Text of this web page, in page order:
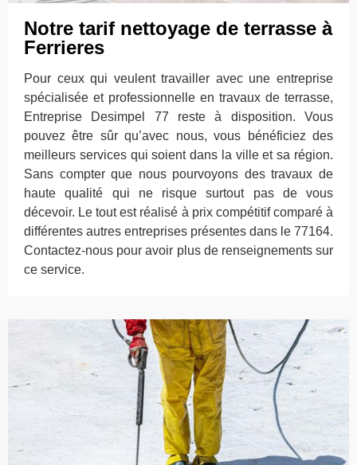
Notre tarif nettoyage de terrasse à
Ferrieres
Pour ceux qui veulent travailler avec une entreprise
spécialisée et professionnelle en travaux de terrasse,
Entreprise Desimpel 77 reste à disposition. Vous
pouvez être sûr qu’avec nous, vous bénéficiez des
meilleurs services qui soient dans la ville et sa région.
Sans compter que nous pourvoyons des travaux de
haute qualité qui ne risque surtout pas de vous
décevoir. Le tout est réalisé à prix compétitif comparé à
différentes autres entreprises présentes dans le 77164.
Contactez-nous pour avoir plus de renseignements sur
ce service.